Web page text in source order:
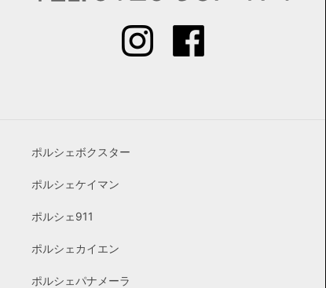
ポルシェボクスター
ポルシェケイマン
ポルシェ911
ポルシェカイエン
ポルシェパナメーラ